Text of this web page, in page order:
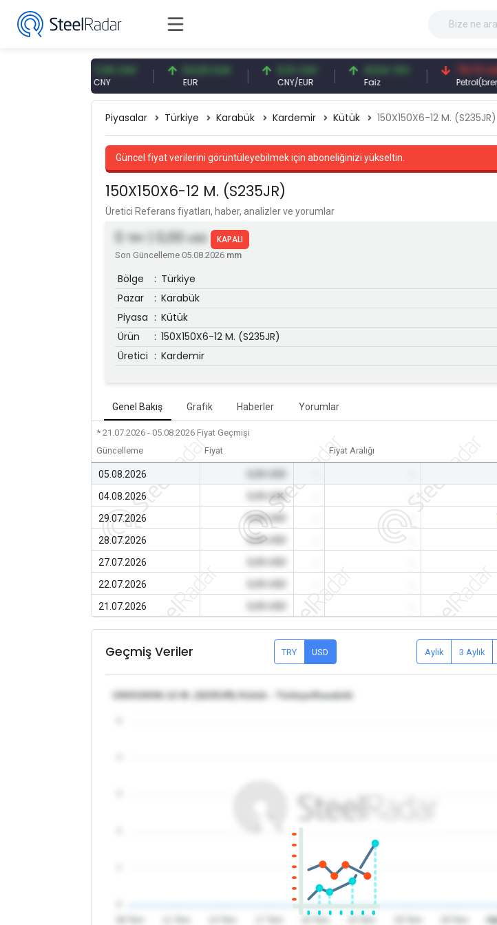
54,93 EUR
EUR
0,13 CNY
CNY/EUR
41,54 TRY
Faiz
79,73 USD
Petrol(brent)
Piyasalar Türkiye Karabük Kardemir Kütük 150X150X6-12 M. (S235JR)
Güncel fiyat verilerini görüntüleyebilmek için aboneliğinizi yükseltin.
150X150X6-12 M. (S235JR)
Üretici Referans fiyatları, haber, analizler ve yorumlar
TRY | 0,00 USD KAPALI
Son Güncelleme 05.08.2026 mm
Bölge : Türkiye
Pazar
: Karabük
Piyasa : Kütük
Ürün
: 150X150X6-12 M. (S235JR)
Üretici : Kardemir
Genel Bakış Grafik Haberler Yorumlar
* 21.07.2026 - 05.08.2026 Fiyat Geçmişi
Güncelleme
Fiyat Fiyat Aralığı
05.08.2026
04.08.2026
0,00 USD -
29.07.2026
0,00 USD -
28.07.2026
0,00 USD
27.07.2026
22.07.2026
21.07.2026
-
Geçmiş Veriler TRY USD Aylık 3 Aylık
150X150X6-12 M. (S235JR) Kütük - Türkiye/Karabük